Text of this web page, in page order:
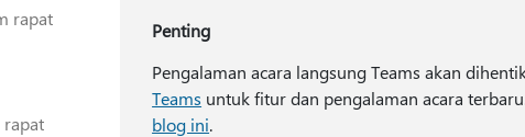
rapat
rapat
Penting
Pengalaman acara langsung Teams akan
Teams untuk fitur dan pengalaman acara
blog ini.